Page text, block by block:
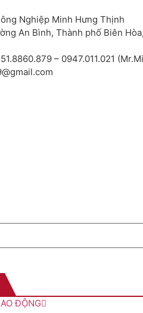
Nghiệp Minh Hưng Thịnh
An Bình, Thành phố Biên
– 0947.011.021
ĐỘNG